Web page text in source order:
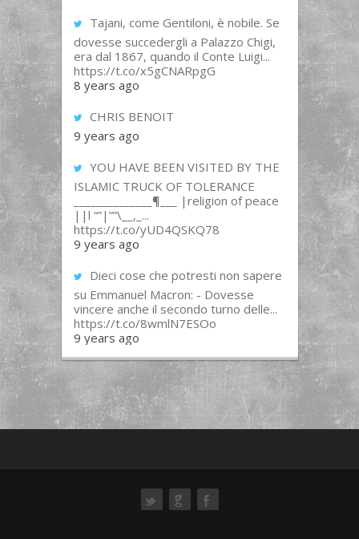
Tajani, come Gentiloni, è nobile. Se
dovesse succedergli a Palazzo Chigi,
era dal 1867, quando il Conte Luigi...
https://t.co/x5gCNARpgG
8 years ago
CHRIS BENOIT
9 years ago
YOU HAVE BEEN VISITED BY THE
ISLAMIC TRUCK OF TOLERANCE
______________¶___ |religion of peace
||l “”|””\__,_...
https://t.co/yUD4QSKQ78
9 years ago
Dieci cose che potresti non sapere
su Emmanuel Macron: - Dovesse
vincere anche il secondo turno delle...
https://t.co/8wmlN7ESOo
9 years ago